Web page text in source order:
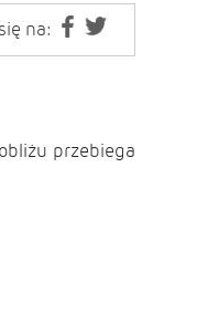
na:
przebiega